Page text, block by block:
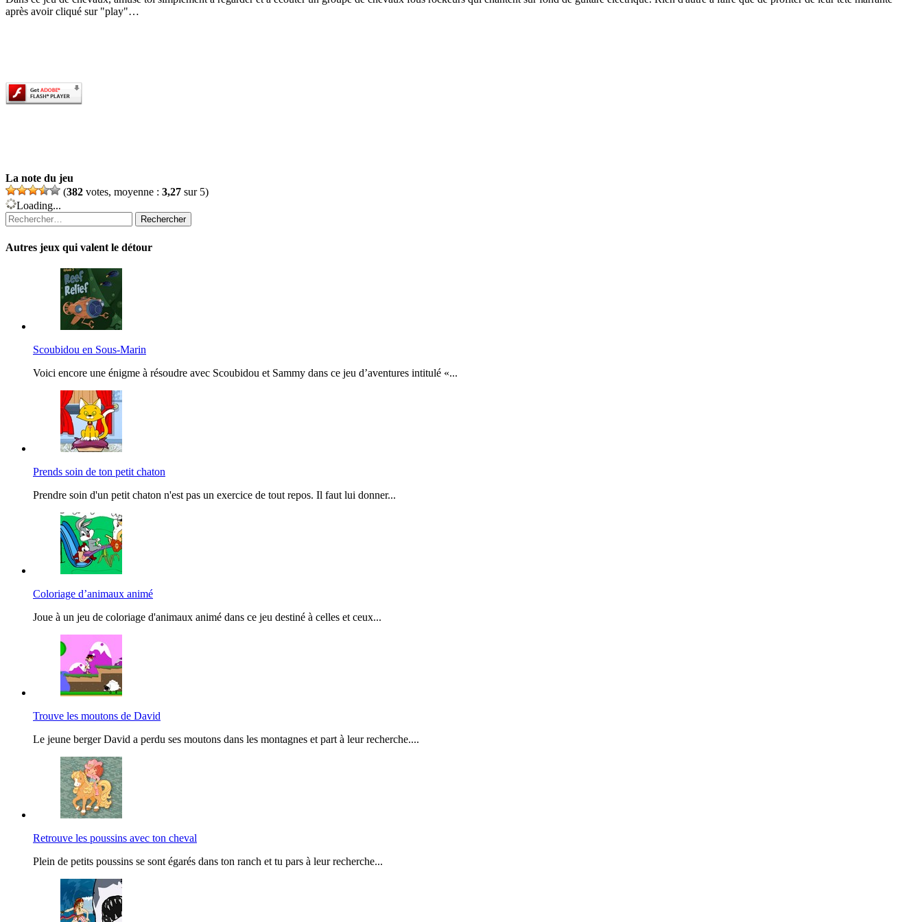
après avoir cliqué sur "play"…
La note du jeu
(382 votes, moyenne : 3,27 sur 5)
Loading...
Rechercher :
Autres jeux qui valent le détour
Scoubidou en Sous-Marin
Voici encore une énigme à résoudre avec Scoubidou et Sammy dans ce jeu d’aventures intitulé «...
Prends soin de ton petit chaton
Prendre soin d'un petit chaton n'est pas un exercice de tout repos. Il faut lui donner...
Coloriage d’animaux animé
Joue à un jeu de coloriage d'animaux animé dans ce jeu destiné à celles et ceux...
Trouve les moutons de David
Le jeune berger David a perdu ses moutons dans les montagnes et part à leur recherche....
Retrouve les poussins avec ton cheval
Plein de petits poussins se sont égarés dans ton ranch et tu pars à leur recherche...